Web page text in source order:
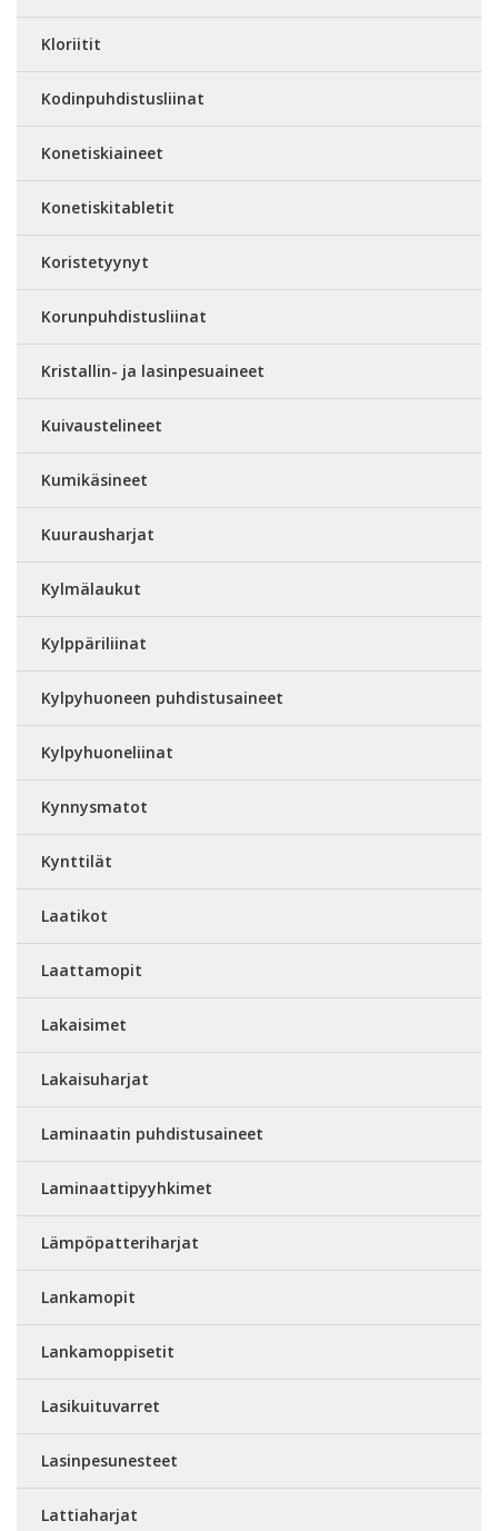
Kloriitit
Kodinpuhdistusliinat
Konetiskiaineet
Konetiskitabletit
Koristetyynyt
Korunpuhdistusliinat
Kristallin- ja lasinpesuaineet
Kuivaustelineet
Kumikäsineet
Kuurausharjat
Kylmälaukut
Kylppäriliinat
Kylpyhuoneen puhdistusaineet
Kylpyhuoneliinat
Kynnysmatot
Kynttilät
Laatikot
Laattamopit
Lakaisimet
Lakaisuharjat
Laminaatin puhdistusaineet
Laminaattipyyhkimet
Lämpöpatteriharjat
Lankamopit
Lankamoppisetit
Lasikuituvarret
Lasinpesunesteet
Lattiaharjat